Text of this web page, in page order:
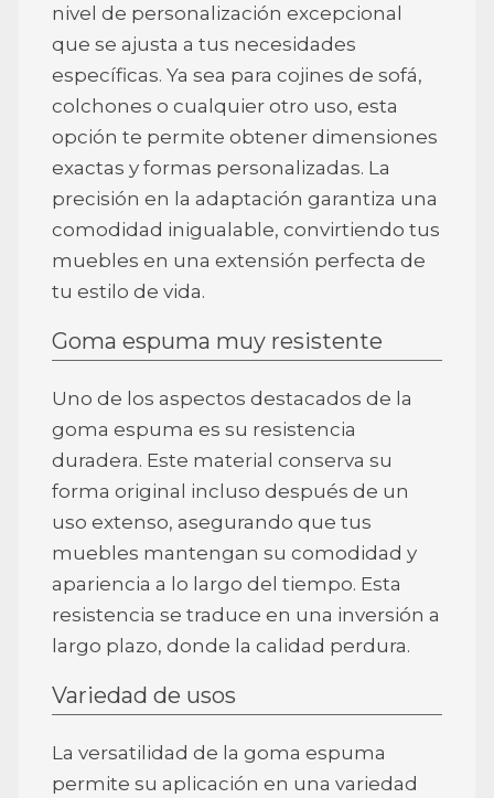
nivel de personalización excepcional
que se ajusta a tus necesidades
específicas. Ya sea para cojines de sofá,
colchones o cualquier otro uso, esta
opción te permite obtener dimensiones
exactas y formas personalizadas. La
precisión en la adaptación garantiza una
comodidad inigualable, convirtiendo tus
muebles en una extensión perfecta de
tu estilo de vida.
Goma espuma muy resistente
Uno de los aspectos destacados de la
goma espuma es su resistencia
duradera. Este material conserva su
forma original incluso después de un
uso extenso, asegurando que tus
muebles mantengan su comodidad y
apariencia a lo largo del tiempo. Esta
resistencia se traduce en una inversión a
largo plazo, donde la calidad perdura.
Variedad de usos
La versatilidad de la goma espuma
permite su aplicación en una variedad